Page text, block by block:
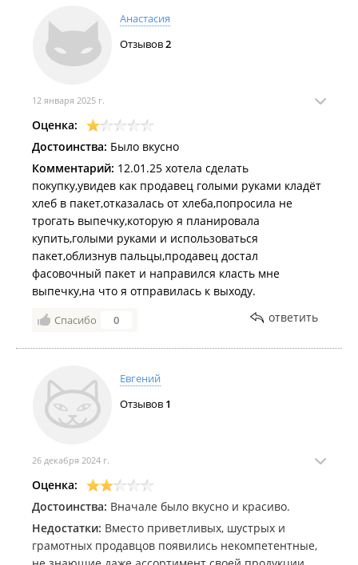
Анастасия
Отзывов2
12 января 2025 г.
Оценка:
Достоинства: Было вкусно
Комментарий: 12.01.25 хотела сделать
покупку,увидев как продавец голыми руками кладёт
хлеб в пакет,отказалась от хлеба,попросила не
трогать выпечку,которую я планировала
купить,голыми руками и использоваться
пакет,облизнув пальцы,продавец достал
фасовочный пакет и направился класть мне
выпечку,на что я отправилась к выходу.
Спасибо 0 ответить
Евгений
Отзывов 1
26 декабря 2024 г.
Оценка:
Достоинства: Вначале было вкусно и красиво.
Недостатки: Вместо приветливых, шустрых и
грамотных продавцов появились некомпетентные,